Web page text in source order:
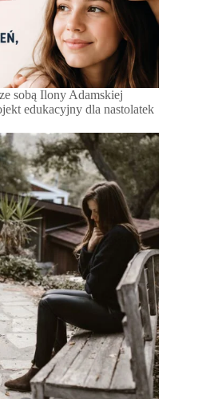
sobą Ilony Adamskiej
edukacyjny dla nastolatek